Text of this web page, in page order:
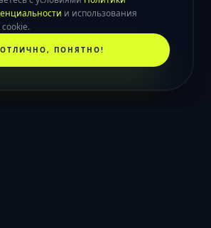
и использования
ОТЛИЧНО, ПОНЯТНО!